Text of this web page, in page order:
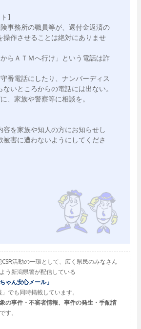
]
事務所の職員等が、還付金返済の
操作させることは絶対にありませ
らＡＴＭへ行け」という電話は詐
番電話にしたり、ナンバーディス
ないところからの電話には出ない。
、家族や警察等に相談を。
を家族や知人の方にお知らせし
被害に遭わないようにしてくださ
活動の一環として、広く県民のみなさん
う新潟県警が配信している
ゃん安心メール」
でも同時掲載しています。
の事件・不審者情報、事件の発生・手配情
す。